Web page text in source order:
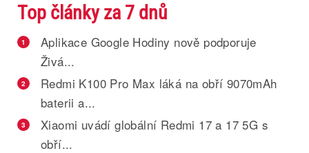
Top články za 7 dnů
1
Aplikace Google Hodiny nově podporuje
Živá...
2
Redmi K100 Pro Max láká na obří 9070mAh
baterii a...
3
Xiaomi uvádí globální Redmi 17 a 17 5G s
obří...